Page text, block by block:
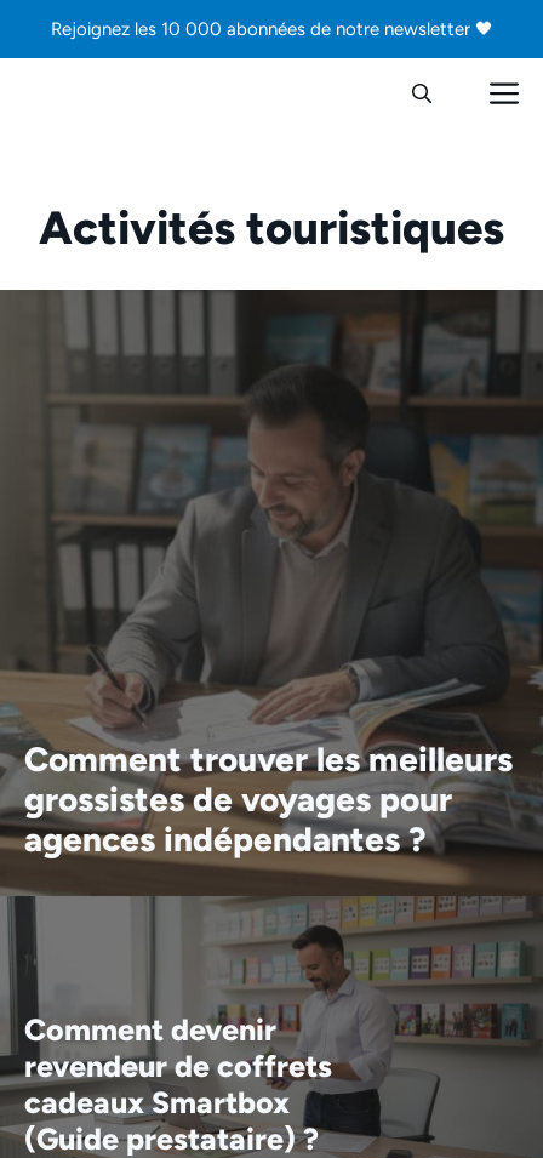
Rejoignez les 10 000 abonnées de notre newsletter 🖤
Activités touristiques
Comment trouver les meilleurs
grossistes de voyages pour
agences indépendantes ?
Comment devenir
revendeur de coffrets
cadeaux Smartbox
(Guide prestataire) ?